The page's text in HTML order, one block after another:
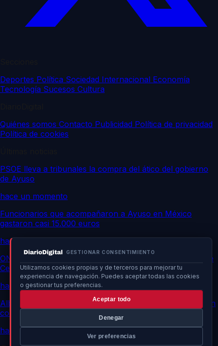
GESTIONAR CONSENTIMIENTO
Utilizamos cookies propias y de terceros para mejorar tu
experiencia de navegación. Puedes aceptar todas las cookies
o gestionar tus preferencias.
Aceptar todo
Denegar
Ver preferencias
Deportes Política Sociedad Internacional Economía
Tecnología Sucesos Cultura
Quiénes somos Contacto Publicidad Política de privacidad
Política de cookies
PSOE lleva a tribunales la compra del ático del gobierno
de Ayuso
hace un momento
Funcionarios que acompañaron a Ayuso en México
gastaron casi 15.000 euros
hace un momento
ONG marroquíes informan de 141 muertos en frontera de
Ceuta
hace un momento
Albares afirma que Italia no tiene razones para seguir con
control fronterizo
hace un momento